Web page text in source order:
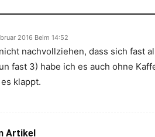
2016 Beim 14:52
nachvollziehen, dass sich fast
fast 3) habe ich es auch ohne
klappt.
Artikel